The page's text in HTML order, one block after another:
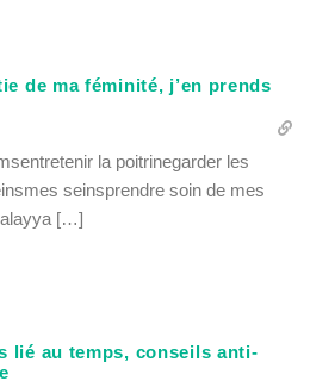
de ma féminité, j’en prends
la poitrinegarder les
seinsprendre soin de mes
[…]
lié au temps, conseils anti-